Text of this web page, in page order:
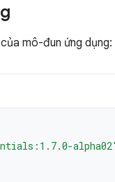
của mô-đun ứng dụng: